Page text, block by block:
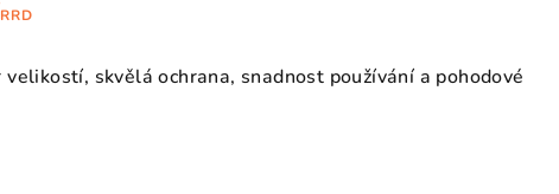
RRD
skvělá ochrana, snadnost používání a pohodové